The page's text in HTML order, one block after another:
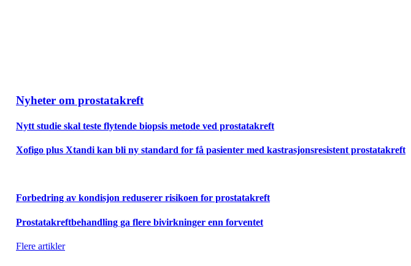
Nyheter om prostatakreft
Nytt studie skal teste flytende biopsis metode ved prostatakreft
Xofigo plus Xtandi kan bli ny standard for få pasienter med kastrasjonsresistent prostatakreft
Forbedring av kondisjon reduserer risikoen for prostatakreft
Prostatakreftbehandling ga flere bivirkninger enn forventet
Flere artikler